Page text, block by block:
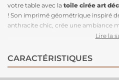
votre table avec la toile cirée art
! Son imprimé géométrique inspiré
anthracite chic, crée une ambiance
manquera pas d'attirer les regards.
super facile à entretenir. Avec sa
parfaitement à toutes les tables.
Lire la
CARACTÉRISTIQUES